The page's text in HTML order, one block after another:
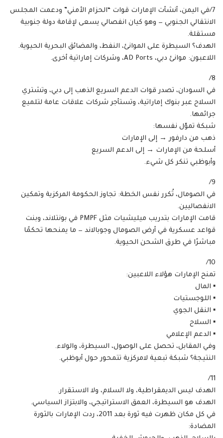
7/في اليمن، أنشأت الإمارات قوات “الحزام الأمني” ودعمت المجلس
الانتقالي الجنوبي — وهو كيان انفصالي يسعى لإقامة دولة جنوبية
مستقلة.
الهدف؟ السيطرة على الموانئ، النفط، والمضائق البحرية الحيوية.
اللاعبون: موانئ دبي، AD Ports، وشركات إماراتية أخرى.
8/
في السودان، تصدر قوات الدعم السريع الذهب إلى دبي، وتشتري
السلاح عبر بنوك إماراتية، وتستأجر شركات علاقات عامة لتلميع
جرائمها.
شبكة تموّل نفسها:
ذهب من دارفور → إلى الإمارات
أسلحة من الإمارات → إلى الدعم السريع
وأبوظبي تنكر كل شيء.
9/
في الصومال، تُكرر نفس الخطة: تجاوز الحكومة المركزية وتمكين
الانفصاليين.
قامت الإمارات بتدريب ميليشيات مثل PMPF في بونتلاند، وبنت
قواعد عسكرية في أرض الصومال وجوبالاند — ما يمنحها تحكمًا
مباشرًا في طرق الشحن الحيوية.
10/
تمنح الإمارات هؤلاء اللاعبين:
▪ المال
▪ اللوجستيات
▪ النقل الجوي
▪ السلاح
▪ الدعم الإعلامي
وفي المقابل، تحصل على الوصول، السيطرة، والولاء.
النتيجة؟ شبكة تبعية لامركزية تتمحور حول أبوظبي.
11/
الهدف ليس الديمقراطية، ولا السلام، ولا الاستقرار.
الهدف هو السيطرة، العمق الاستراتيجي، والابتزاز السياسي.
في كل مكان ظهرت فيه ثورة بعد 2011، ردت الإمارات بالثورة
المضادة: